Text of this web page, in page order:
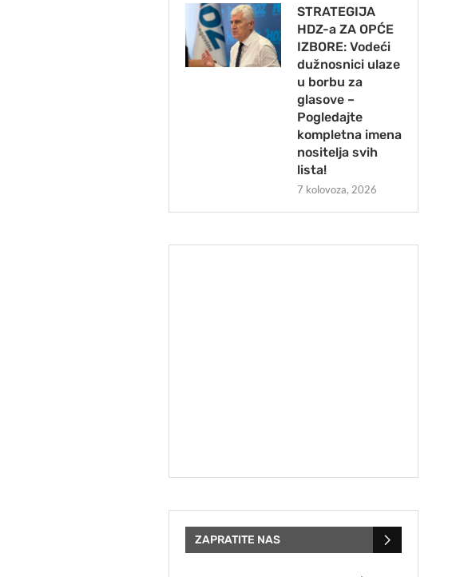
STRATEGIJA
HDZ-a ZA OPĆE
IZBORE: Vodeći
dužnosnici ulaze
u borbu za
glasove –
Pogledajte
kompletna imena
nositelja svih
lista!
7 kolovoza, 2026
ZAPRATITE NAS